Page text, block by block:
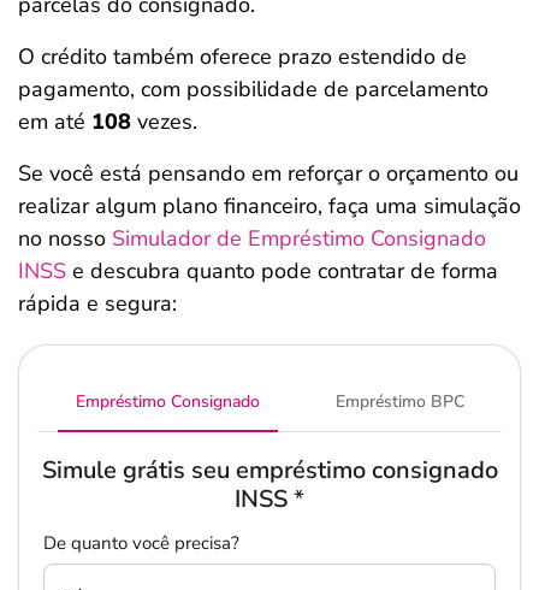
O crédito também oferece prazo estendido de
pagamento, com possibilidade de parcelamento
em até 108 vezes.
Se você está pensando em reforçar o orçamento ou
realizar algum plano financeiro, faça uma simulação
no nosso Simulador de Empréstimo Consignado
INSS e descubra quanto pode contratar de forma
rápida e segura:
Empréstimo Consignado Empréstimo BPC
Simule grátis seu empréstimo consignado
INSS*
De quanto você precisa?